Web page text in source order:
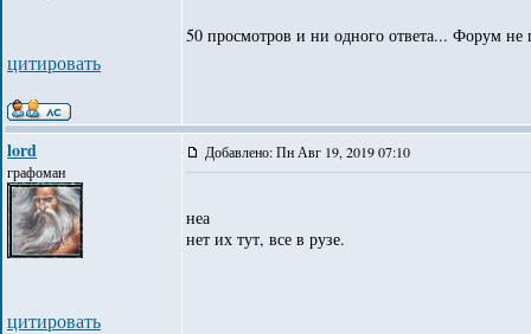
цитировать
50 просмотров и ни одного ответа... Форум не
lord
графоман
цитировать
Добавлено: Пн Авг 19, 2019 07:10
неа
нет их тут, все в рузе.